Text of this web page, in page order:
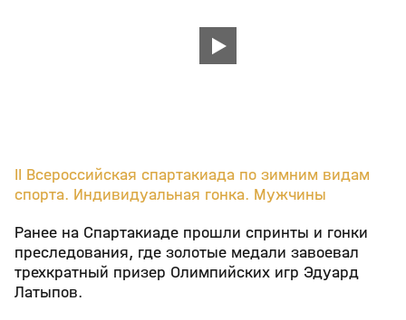
II Всероссийская спартакиада по зимним видам
спорта. Индивидуальная гонка. Мужчины
Ранее на Спартакиаде прошли спринты и гонки
преследования, где золотые медали завоевал
трехкратный призер Олимпийских игр Эдуард
Латыпов.